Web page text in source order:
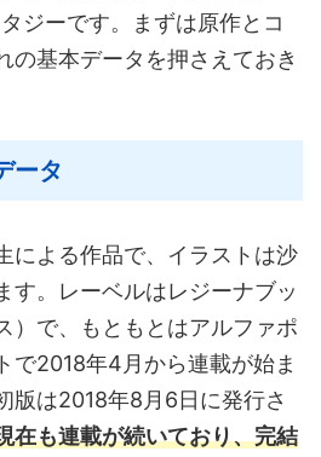
ジーです。まずは原作とコ
の基本データを押さえておき
ータ
による作品で、イラストは沙
す。レーベルはレジーナブッ
）で、もともとはアルファポ
で2018年4月から連載が始ま
版は2018年8月6日に発行さ
在も連載が続いており、完結